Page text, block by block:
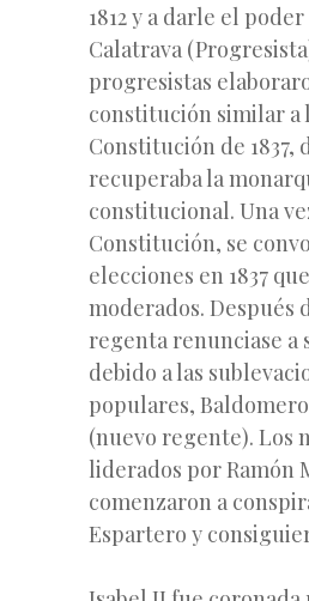
1812 y a darle el poder
Calatrava
progresistas
constitución similar a
Constitución de 1837,
recuperaba la
constitucional. Una
Constitución, se
elecciones en 1837
moderados. Después
regenta renunciase a
debido a las
populares,
(nuevo regente). Los
liderados por Ramón
comenzaron a
Espartero y